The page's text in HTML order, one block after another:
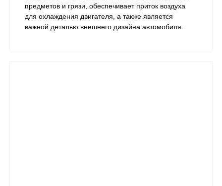
предметов и грязи, обеспечивает приток воздуха
для охлаждения двигателя, а также является
важной деталью внешнего дизайна автомобиля.